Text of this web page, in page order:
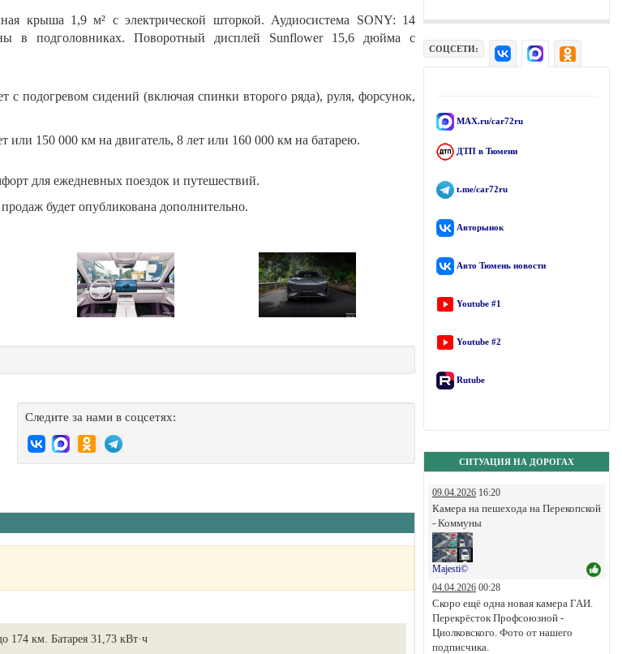
СОЦСЕТИ:
MAX.ru/car72ru
ДТП в Тюмени
t.me/car72ru
Авторынок
Авто Тюмень новости
Youtube #1
Youtube #2
Rutube
СИТУАЦИЯ НА ДОРОГАХ
09.04.2026 16:20
Камера на пешехода на Перекопской
- Коммуны
Majesti©
04.04.2026 00:28
Скоро ещё одна новая камера ГАИ.
Перекрёсток Профсоюзной -
Циолковского. Фото от нашего
подписчика.
крыша 1,9 м² с электрической шторкой. Аудиосистема SONY: 14
в подголовниках. Поворотный дисплей Sunflower 15,6 дюйма с
с подогревом сидений (включая спинки второго ряда), руля, форсунок,
или 150 000 км на двигатель, 8 лет или 160 000 км на батарею.
для ежедневных поездок и путешествий.
будет опубликована дополнительно.
Следите за нами в соцсетях:
174 км. Батарея 31,73 кВт·ч